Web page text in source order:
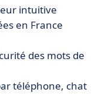
ou assistance
intuitive
en France
des mots de
téléphone, chat